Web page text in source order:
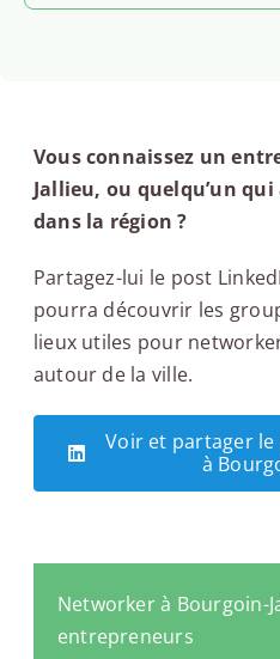
Vous connaissez un
Jallieu, ou quelqu’un
dans la région ?
Partagez-lui le post
pourra découvrir les
lieux utiles pour
autour de la ville.
Voir et partager
à
Networker à Bourgoin-
entrepreneurs